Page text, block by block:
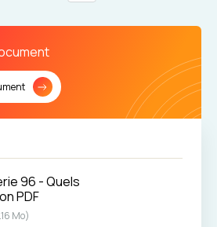
96 - Quels
PDF
Mo)